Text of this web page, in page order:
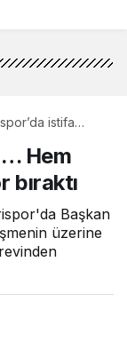
istifa
bıraktı
Hem
Başkan
üzerine